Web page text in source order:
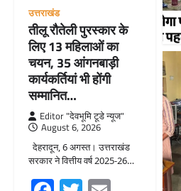
उत्तराखंड
तीलू रौतेली पुरस्कार के
लिए 13 महिलाओं का
चयन, 35 आंगनबाड़ी
कार्यकर्तियां भी होंगी
सम्मानित…
Editor "देवभूमि टूडे न्यूज"
August 6, 2026
देहरादून, 6 अगस्त। उत्तराखंड
सरकार ने वित्तीय वर्ष 2025-26…